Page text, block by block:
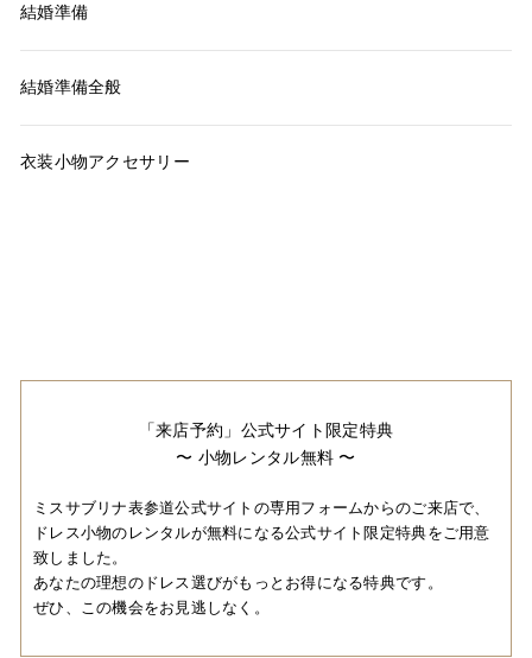
結婚準備
結婚準備全般
衣装小物アクセサリー
「来店予約」公式サイト限定特典
〜 小物レンタル無料 〜
ミスサブリナ表参道公式サイトの専用フォームからのご来店で、
ドレス小物のレンタルが無料になる公式サイト限定特典をご用意
致しました。
あなたの理想のドレス選びがもっとお得になる特典です。
ぜひ、この機会をお見逃しなく。